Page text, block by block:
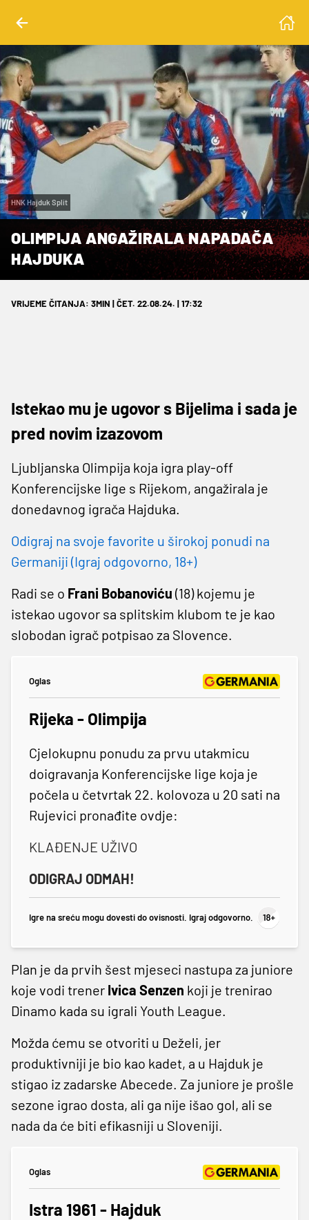
HNK Hajduk Split
OLIMPIJA ANGAŽIRALA NAPADAČA
HAJDUKA
VRIJEME ČITANJA: 3MIN | ČET. 22.08.24. | 17:32
Istekao mu je ugovor s Bijelima i sada je
pred novim izazovom
Ljubljanska Olimpija koja igra play-off
Konferencijske lige s Rijekom, angažirala je
donedavnog igrača Hajduka.
Odigraj na svoje favorite u širokoj ponudi na
Germaniji (Igraj odgovorno, 18+)
Radi se o Frani Bobanoviću (18) kojemu je
istekao ugovor sa splitskim klubom te je kao
slobodan igrač potpisao za Slovence.
Oglas
Rijeka - Olimpija
Cjelokupnu ponudu za prvu utakmicu
doigravanja Konferencijske lige koja je
počela u četvrtak 22. kolovoza u 20 sati na
Rujevici pronađite ovdje:
KLAĐENJE UŽIVO
ODIGRAJ ODMAH!
Igre na sreću mogu dovesti do ovisnosti. Igraj odgovorno.
Plan je da prvih šest mjeseci nastupa za juniore
koje vodi trener Ivica Senzen koji je trenirao
Dinamo kada su igrali Youth League.
Možda ćemu se otvoriti u Deželi, jer
produktivniji je bio kao kadet, a u Hajduk je
stigao iz zadarske Abecede. Za juniore je prošle
sezone igrao dosta, ali ga nije išao gol, ali se
nada da će biti efikasniji u Sloveniji.
Oglas
Istra 1961 - Hajduk